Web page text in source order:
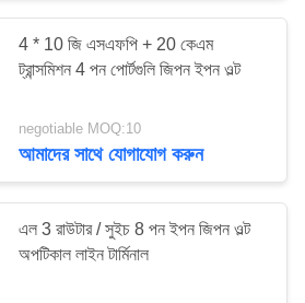
15
4 * 10 জি এসএফপি + 20 কেএম
ট্রান্সমিশন 4 পন পোর্টগুলি জিপন ইপন ওল্ট
negotiable MOQ:10
আমাদের সাথে যোগাযোগ করুন
এল 3 রাউটার / সুইচ 8 পন ইপন জিপন ওল্ট
অপটিকাল লাইন টার্মিনাল